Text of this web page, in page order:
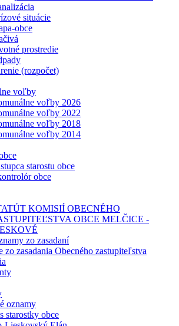
situácie
obce
prostredie
(rozpočet)
voľby
voľby 2026
voľby 2022
voľby 2018
voľby 2014
starostu obce
obce
KOMISIÍ OBECNÉHO
OBCE MELČICE -
zo zasadaní
zo zasadania Obecného zastupiteľstva
oznamy
starostky obce